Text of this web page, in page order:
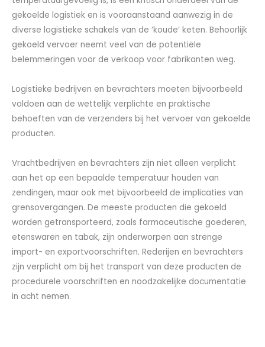
gekoelde logistiek en is vooraanstaand aanwezig in de
diverse logistieke schakels van de ‘koude’ keten. Behoorlijk
gekoeld vervoer neemt veel van de potentiële
belemmeringen voor de verkoop voor fabrikanten weg.
Logistieke bedrijven en bevrachters moeten bijvoorbeeld
voldoen aan de wettelijk verplichte en praktische
behoeften van de verzenders bij het vervoer van gekoelde
producten.
Vrachtbedrijven en bevrachters zijn niet alleen verplicht
aan het op een bepaalde temperatuur houden van
zendingen, maar ook met bijvoorbeeld de implicaties van
grensovergangen. De meeste producten die gekoeld
worden getransporteerd, zoals farmaceutische goederen,
etenswaren en tabak, zijn onderworpen aan strenge
import- en exportvoorschriften. Rederijen en bevrachters
zijn verplicht om bij het transport van deze producten de
procedurele voorschriften en noodzakelijke documentatie
in acht nemen.